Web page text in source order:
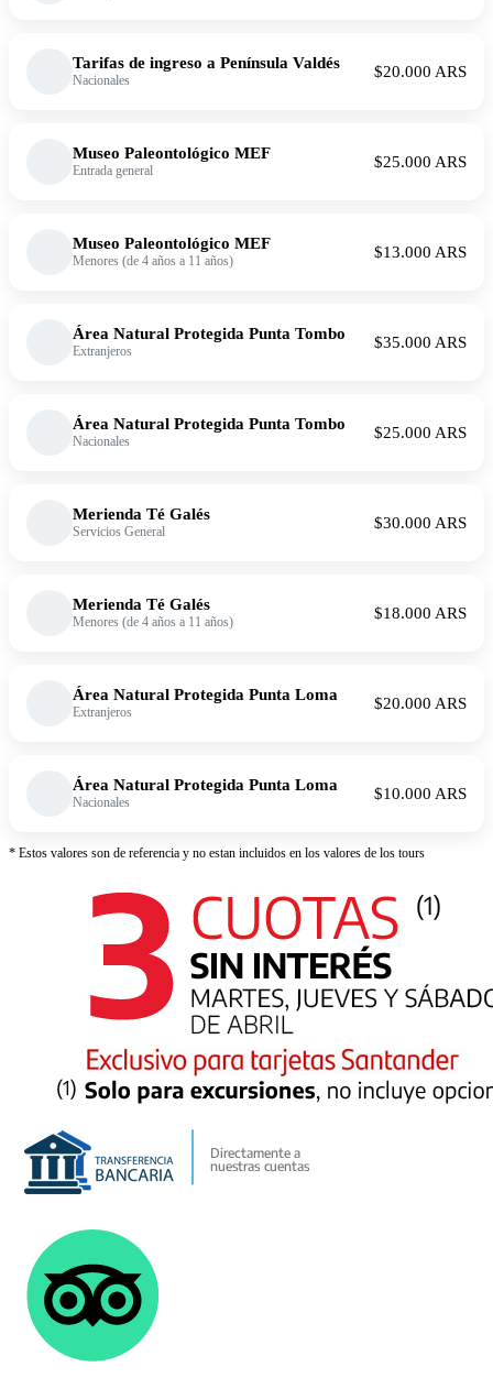
Tarifas de ingreso a Península Valdés
Nacionales
$20.000 ARS
Museo Paleontológico MEF
Entrada general
$25.000 ARS
Museo Paleontológico MEF
Menores (de 4 años a 11 años)
$13.000 ARS
Área Natural Protegida Punta Tombo
Extranjeros
$35.000 ARS
Área Natural Protegida Punta Tombo
Nacionales
$25.000 ARS
Merienda Té Galés
Servicios General
$30.000 ARS
Merienda Té Galés
Menores (de 4 años a 11 años)
$18.000 ARS
Área Natural Protegida Punta Loma
Extranjeros
$20.000 ARS
Área Natural Protegida Punta Loma
Nacionales
$10.000 ARS
* Estos valores son de referencia y no estan incluidos en los valores de los tours